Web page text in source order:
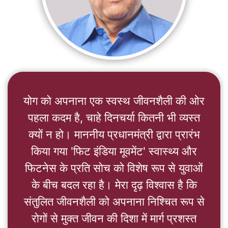
format_quote
योग को अपनाना एक स्वस्थ जीवनशैली की ओर
पहला कदम है, चाहे दिनचर्या कितनी भी व्यस्त
क्यों न हो। माननीय प्रधानमंत्री द्वारा प्रारंभ
किया गया 'फिट इंडिया मूवमेंट' स्वास्थ्य और
फिटनेस के प्रति सोच को विशेष रूप से युवाओं
के बीच बदल रहा है। मेरा दृढ़ विश्वास है कि
संतुलित जीवनशैली को अपनाना निश्चित रूप से
रोगों से मुक्त जीवन की दिशा में मार्ग प्रशस्त